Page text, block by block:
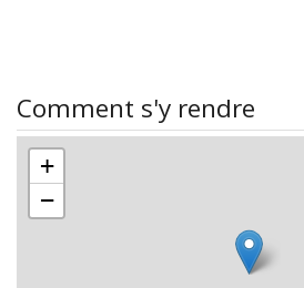
Comment s'y rendre
+
−